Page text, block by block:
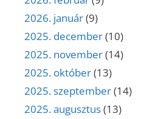
2026. január(9)
2025. december(10)
2025. november(14)
2025. október(13)
2025. szeptember(14)
2025. augusztus(13)